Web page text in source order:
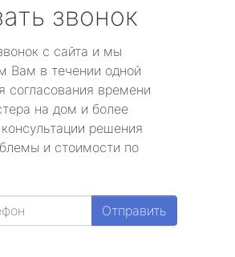
звонок
с сайта и мы
Вам в течении одной
согласования времени
на дом и более
решения
и стоимости по
Отправить